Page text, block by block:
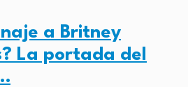
a Britney
La portada del